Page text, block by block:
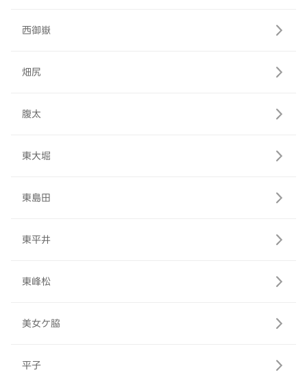
西御嶽
畑尻
腹太
東大堀
東島田
東平井
東峰松
美女ケ脇
平子